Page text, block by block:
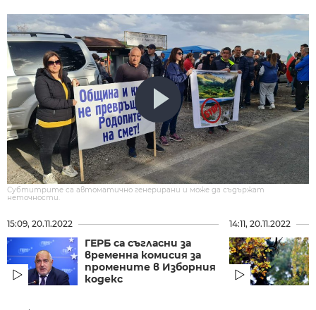
Субтитрите са автоматично генерирани и може да съдържат
неточности.
15:09, 20.11.2022
ГЕРБ са съгласни за
временна комисия за
промените в Изборния
кодекс
14:11, 20.11.2022